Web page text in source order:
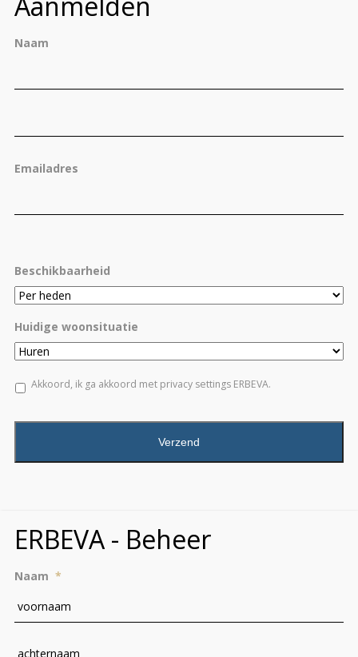
Naam
Emailadres
Beschikbaarheid
Huidige woonsituatie
Akkoord, ik ga akkoord met privacy settings ERBEVA.
ERBEVA - Beheer
Naam *